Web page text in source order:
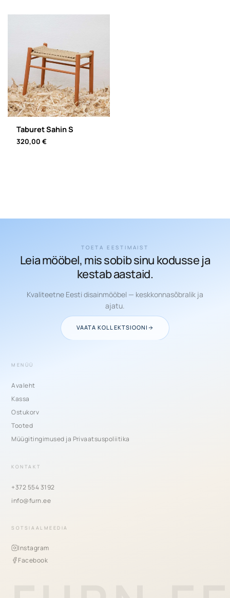
Taburet Sahin S
320,00€
TOETA EESTIMAIST
Leia mööbel, mis sobib sinu kodusse ja
kestab aastaid.
Kvaliteetne Eesti disainmööbel — keskkonnasõbralik ja
ajatu.
VAATA KOLLEKTSIOONI
MENÜÜ
Avaleht
Kassa
Ostukorv
Tooted
Müügitingimused ja Privaatsuspoliitika
KONTAKT
+372 554 3192
info@furn.ee
SOTSIAALMEEDIA
Instagram
Facebook